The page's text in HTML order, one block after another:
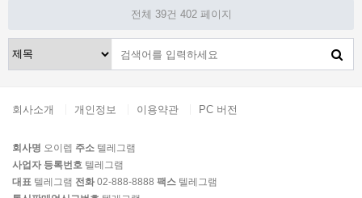
전체 39건 402 페이지
회사소개 개인정보 이용약관 PC 버전
회사명 오이렙 주소 텔레그램
사업자 등록번호 텔레그램
대표 텔레그램 전화 02-888-8888 팩스 텔레그램